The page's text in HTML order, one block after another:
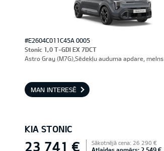
#E2604C011C45A 0005
Stonic 1,0 T-GDI EX 7DCT
Astro Gray (M7G),Sēdekļu auduma apdare, melns
MAN INTERESĒ
KIA STONIC
23 741 € Sākotnējā cena: 26 290 €
Atlaides apmērs: 2 549 €